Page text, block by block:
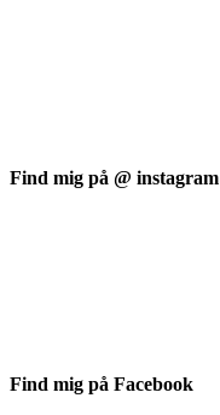
Find mig på @ instagram
Find mig på Facebook